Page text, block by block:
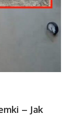
– Jak